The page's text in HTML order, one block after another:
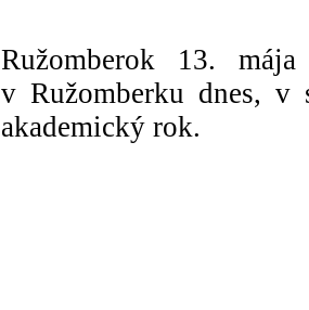
Ružomberok 13.
v Ružomberku dnes, v
akademický rok.